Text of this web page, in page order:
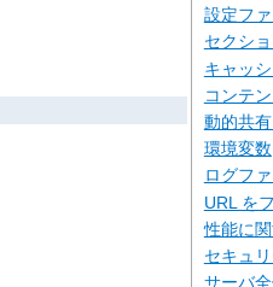
設定フ
セクシ
キャッ
コンテ
動的共
環境変数
ログフ
URL を
性能に
セキュ
サーバ